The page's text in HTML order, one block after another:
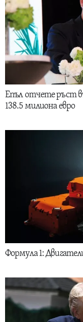
Епъл отчете ръст
138.5 милиона евро
Формула 1: